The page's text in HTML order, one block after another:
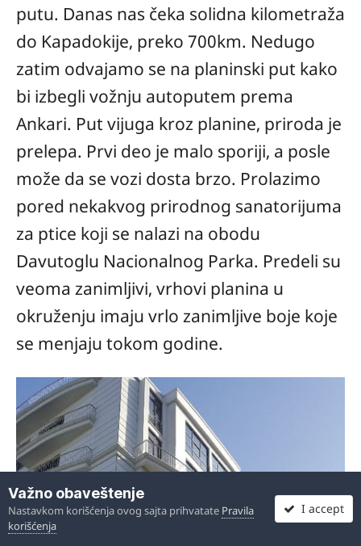
putu. Danas nas čeka solidna kilometraža
do Kapadokije, preko 700km. Nedugo
zatim odvajamo se na planinski put kako
bi izbegli vožnju autoputem prema
Ankari. Put vijuga kroz planine, priroda je
prelepa. Prvi deo je malo sporiji, a posle
može da se vozi dosta brzo. Prolazimo
pored nekakvog prirodnog sanatorijuma
za ptice koji se nalazi na obodu
Davutoglu Nacionalnog Parka. Predeli su
veoma zanimljivi, vrhovi planina u
okruženju imaju vrlo zanimljive boje koje
se menjaju tokom godine.
Važno obaveštenje
Nastavkom korišćenja ovog sajta prihvatate Pravila
korišćenja
I accept